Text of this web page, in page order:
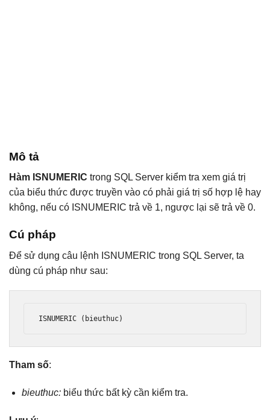
Mô tả
Hàm ISNUMERIC trong SQL Server kiểm tra xem giá trị
của biểu thức được truyền vào có phải giá trị số hợp lệ hay
không, nếu có ISNUMERIC trả về 1, ngược lại sẽ trả về 0.
Cú pháp
Để sử dụng câu lệnh ISNUMERIC trong SQL Server, ta
dùng cú pháp như sau:
ISNUMERIC ( bieuthuc)
Tham số:
bieuthuc:biểu thức bất kỳ cần kiểm tra.